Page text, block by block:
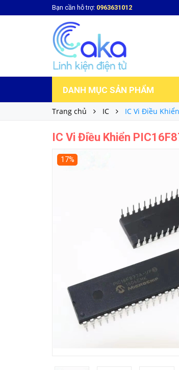
Bạn cần hỗ trợ: 0963631012
DANH MỤC SẢN PHẨM
Trang chủ IC IC Vi Điều
IC Vi Điều Khiển
17%
IC Vi Điều Khiển PIC16F877A